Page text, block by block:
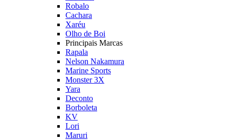
Robalo
Cachara
Xaréu
Olho de Boi
Principais Marcas
Rapala
Nelson Nakamura
Marine Sports
Monster 3X
Yara
Deconto
Borboleta
KV
Lori
Maruri